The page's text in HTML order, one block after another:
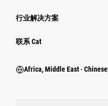
行业解决方案
行业
联系 Cat
Africa, Middle East ‧ Chinese